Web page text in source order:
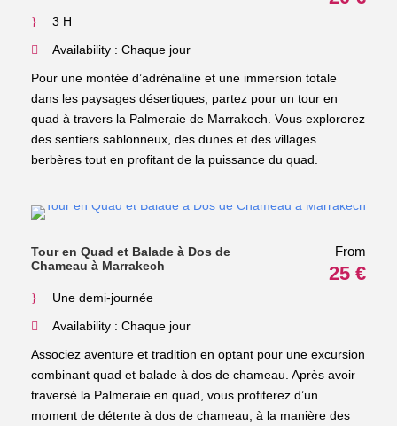
3 H
Availability : Chaque jour
Pour une montée d’adrénaline et une immersion totale
dans les paysages désertiques, partez pour un tour en
quad à travers la Palmeraie de Marrakech. Vous explorerez
des sentiers sablonneux, des dunes et des villages
berbères tout en profitant de la puissance du quad.
Tour en Quad et Balade à Dos de
Chameau à Marrakech
From
25 €
Une demi-journée
Availability : Chaque jour
Associez aventure et tradition en optant pour une excursion
combinant quad et balade à dos de chameau. Après avoir
traversé la Palmeraie en quad, vous profiterez d’un
moment de détente à dos de chameau, à la manière des